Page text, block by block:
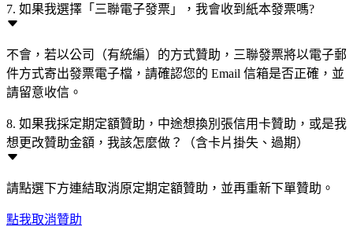
7. 如果我選擇「三聯電子發票」，我會收到紙本發票嗎?
不會，若以公司（有統編）的方式贊助，三聯發票將以電子郵
件方式寄出發票電子檔，請確認您的 Email 信箱是否正確，並
請留意收信。
8. 如果我採定期定額贊助，中途想換別張信用卡贊助，或是我
想更改贊助金額，我該怎麼做？（含卡片掛失、過期）
請點選下方連結取消原定期定額贊助，並再重新下單贊助。
點我取消贊助